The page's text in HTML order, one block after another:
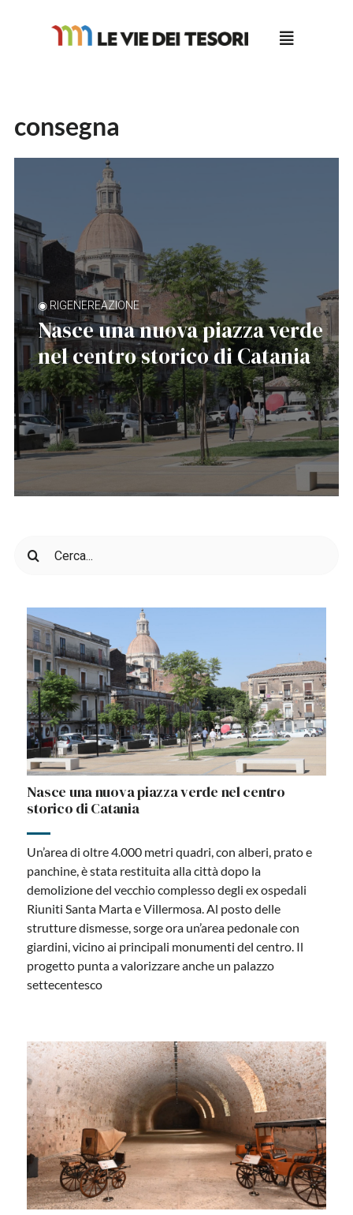
consegna
◉ RIGENEREAZIONE
Nasce una nuova piazza verde
nel centro storico di Catania
per:
Nasce una nuova piazza verde nel centro
storico di Catania
Un’area di oltre 4.000 metri quadri, con alberi, prato e
panchine, è stata restituita alla città dopo la
demolizione del vecchio complesso degli ex ospedali
Riuniti Santa Marta e Villermosa. Al posto delle
strutture dismesse, sorge ora un’area pedonale con
giardini, vicino ai principali monumenti del centro. Il
progetto punta a valorizzare anche un palazzo
settecentesco